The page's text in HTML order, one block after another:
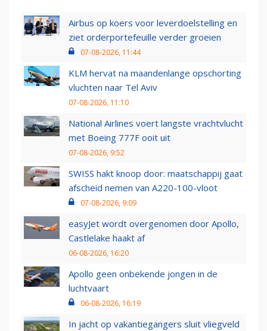
Airbus op koers voor leverdoelstelling en
ziet orderportefeuille verder groeien
07-08-2026, 11:44
KLM hervat na maandenlange opschorting
vluchten naar Tel Aviv
07-08-2026, 11:10
National Airlines voert langste vrachtvlucht
met Boeing 777F ooit uit
07-08-2026, 9:52
SWISS hakt knoop door: maatschappij gaat
afscheid nemen van A220-100-vloot
07-08-2026, 9:09
easyJet wordt overgenomen door Apollo,
Castlelake haakt af
06-08-2026, 16:20
Apollo geen onbekende jongen in de
luchtvaart
06-08-2026, 16:19
In jacht op vakantiegangers sluit vliegveld